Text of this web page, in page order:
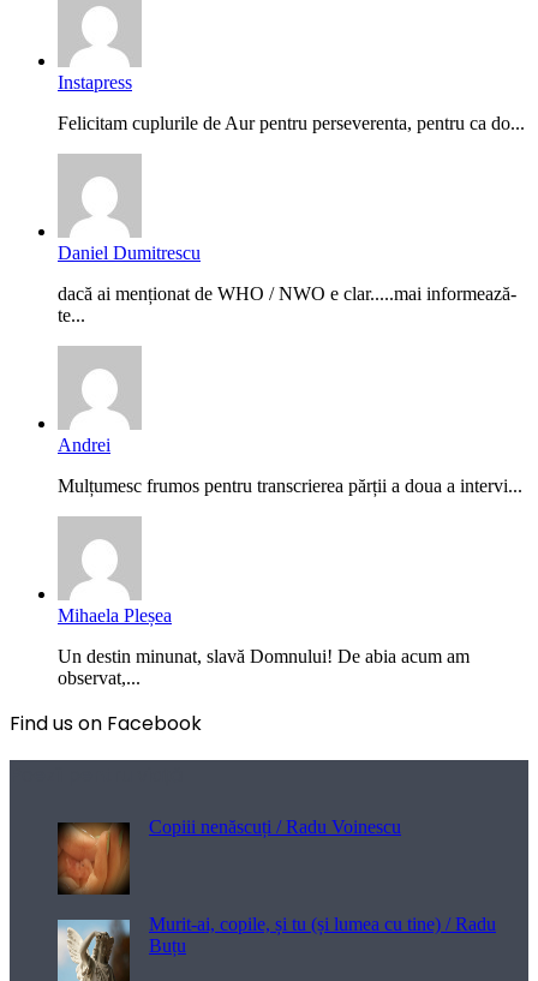
Instapress
Felicitam cuplurile de Aur pentru perseverenta, pentru ca do...
Daniel Dumitrescu
dacă ai menționat de WHO / NWO e clar.....mai informează-
te...
Andrei
Mulțumesc frumos pentru transcrierea părții a doua a intervi...
Mihaela Pleșea
Un destin minunat, slavă Domnului! De abia acum am
observat,...
Find us on Facebook
Copiii nenăscuți / Radu Voinescu
Murit-ai, copile, și tu (și lumea cu tine) / Radu
Buțu